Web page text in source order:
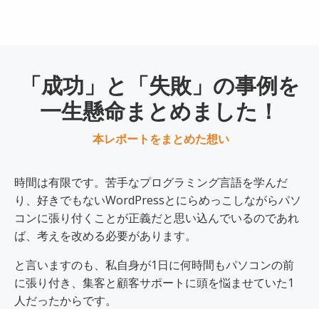
「成功」と「失敗」の事例を
一生懸命まとめました！
本レポートをまとめた想い
時間は有限です。苦手なプログラミング言語を学んだ
り、好きでもないWordPressとにらめっこしながらパソ
コンに張り付くことが正義だと思い込んでいるのであれ
ば、考えを改める必要があります。
と言いますのも、私自身が1日に何時間もパソコンの前
に張り付き、集客と顧客サポートに頭を悩ませていた1
人だったからです。